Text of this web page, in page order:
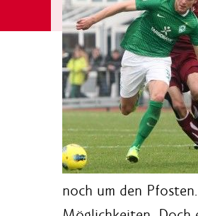
noch um den